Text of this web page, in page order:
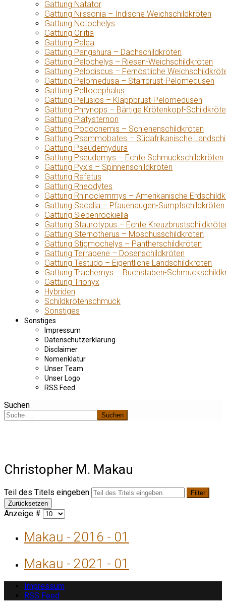
Gattung Natator
Gattung Nilssonia – Indische Weichschildkröten
Gattung Notochelys
Gattung Orlitia
Gattung Palea
Gattung Pangshura – Dachschildkröten
Gattung Pelochelys – Riesen-Weichschildkröten
Gattung Pelodiscus – Fernöstliche
Gattung Pelomedusa – Starrbrust-Pelomedusen
Gattung Peltocephalus
Gattung Pelusios – Klappbrust-Pelomedusen
Gattung Phrynops – Bärtige Krötenkopf-
Gattung Platysternon
Gattung Podocnemis – Schienenschildkröten
Gattung Psammobates – Südafrikanische
Gattung Pseudemydura
Gattung Pseudemys – Echte Schmuckschildkröten
Gattung Pyxis – Spinnenschildkröten
Gattung Rafetus
Gattung Rheodytes
Gattung Rhinoclemmys – Amerikanische
Gattung Sacalia – Pfauenaugen-Sumpfschildkröten
Gattung Siebenrockiella
Gattung Staurotypus – Echte
Gattung Sternotherus – Moschusschildkröten
Gattung Stigmochelys – Pantherschildkröten
Gattung Terrapene – Dosenschildkröten
Gattung Testudo – Eigentliche Landschildkröten
Gattung Trachemys – Buchstaben-
Gattung Trionyx
Hybriden
Schildkrötenschmuck
Sonstiges
Sonstiges
Impressum
Datenschutzerklärung
Disclaimer
Nomenklatur
Unser Team
Unser Logo
RSS Feed
Suchen
Suchen
Christopher M. Makau
Teil des Titels eingeben
Filter
Zurücksetzen
Anzeige #
Makau - 2016 - 01
Makau - 2021 - 01
Impressum
RSS Feed